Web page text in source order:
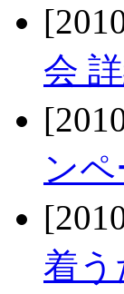
会
ン
着